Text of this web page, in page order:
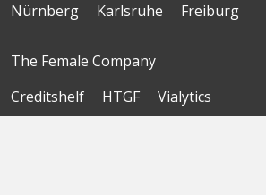
Nürnberg
Karlsruhe Freiburg
The Female Company
Creditshelf
HTGF
Vialytics